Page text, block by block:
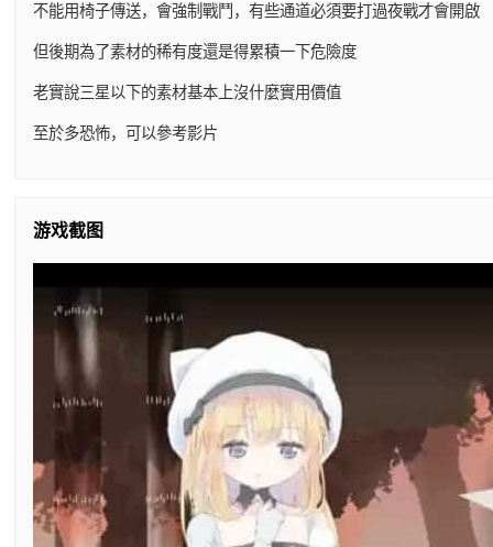
不能用椅子傳送，會強制戰鬥，有些通道必須要打過夜戰才會開啟
但後期為了素材的稀有度還是得累積一下危險度
老實說三星以下的素材基本上沒什麼實用價值
至於多恐怖，可以參考影片
游戏截图